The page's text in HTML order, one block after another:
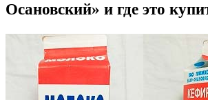
Осановский» и где это